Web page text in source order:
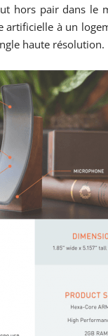
hors pair dans le
à un
haute résolution.